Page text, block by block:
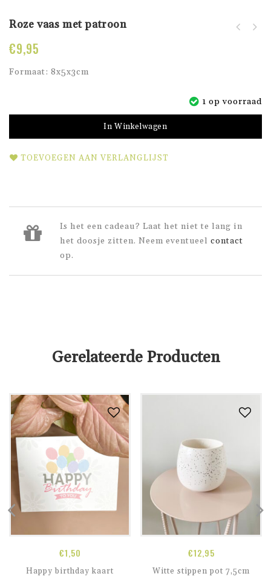
Roze vaas met patroon
€9,95
Formaat: 8x5x3cm
1 op voorraad
In Winkelwagen
TOEVOEGEN AAN VERLANGLIJST
Is het een cadeau? Laat het niet te lang in
het doosje zitten. Neem eventueel contact
op.
Gerelateerde Producten
€1,50
Happy birthday kaart
€12,95
Witte stippen pot 7,5cm